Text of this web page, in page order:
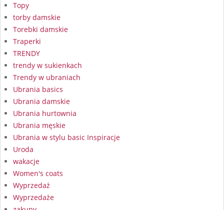
Topy
torby damskie
Torebki damskie
Traperki
TRENDY
trendy w sukienkach
Trendy w ubraniach
Ubrania basics
Ubrania damskie
Ubrania hurtownia
Ubrania męskie
Ubrania w stylu basic Inspiracje
Uroda
wakacje
Women's coats
Wyprzedaż
Wyprzedaże